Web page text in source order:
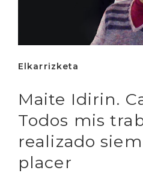
Elkarrizketa
Maite Idirin.
Todos mis
realizado
placer